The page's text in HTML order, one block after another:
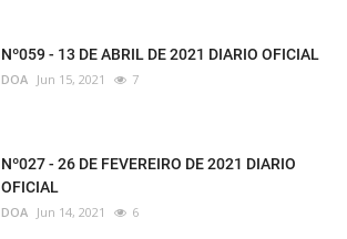
Nº059 - 13 DE ABRIL DE 2021 DIARIO OFICIAL
DOA Jun 15, 2021 7
Nº027 - 26 DE FEVEREIRO DE 2021 DIARIO
OFICIAL
DOA Jun 14, 2021 6